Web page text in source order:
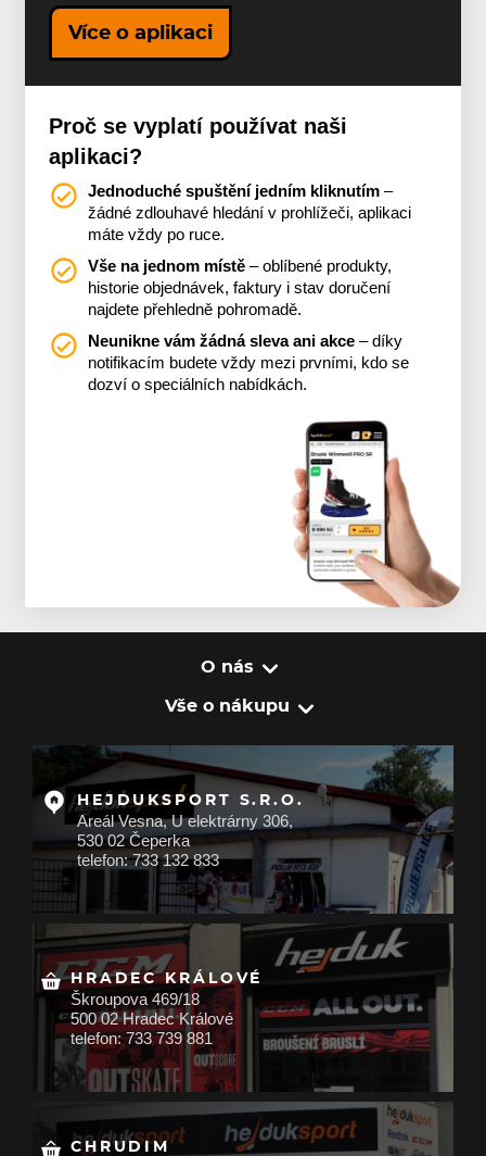
Více o aplikaci
Proč se vyplatí používat naši
aplikaci?
Jednoduché spuštění jedním kliknutím –
žádné zdlouhavé hledání v prohlížeči, aplikaci
máte vždy po ruce.
Vše na jednom místě – oblíbené produkty,
historie objednávek, faktury i stav doručení
najdete přehledně pohromadě.
Neunikne vám žádná sleva ani akce – díky
notifikacím budete vždy mezi prvními, kdo se
dozví o speciálních nabídkách.
O nás
Vše o nákupu
HEJDUKSPORT S.R.O.
Areál Vesna, U elektrárny 306,
530 02 Čeperka
telefon: 733 132 833
HRADEC KRÁLOVÉ
Škroupova 469/18
500 02 Hradec Králové
telefon: 733 739 881
CHRUDIM